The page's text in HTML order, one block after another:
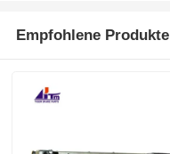
Empfohlene Produkte